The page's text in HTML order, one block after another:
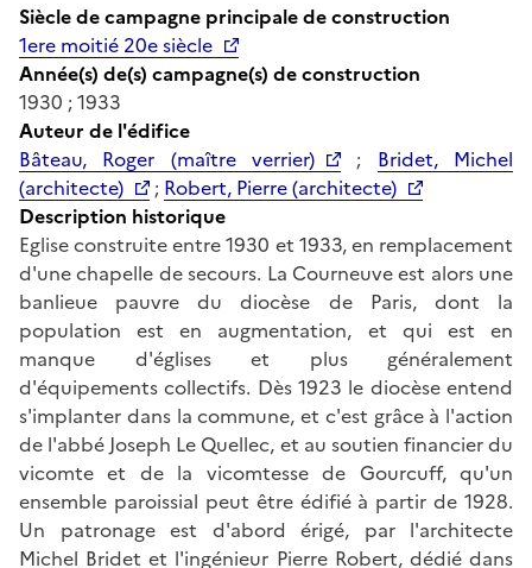
Siècle de campagne principale de construction
1ere moitié 20e siècle
Année(s) de(s) campagne(s) de construction
1930 ; 1933
Auteur de l'édifice
Bâteau, Roger (maître verrier)
; Bridet, Michel
(architecte)
; Robert, Pierre (architecte)
Description historique
Eglise construite entre 1930 et 1933, en remplacement
d'une chapelle de secours. La Courneuve est alors une
banlieue pauvre du diocèse de Paris, dont la
population est en augmentation, et qui est en
manque d'églises et plus généralement
d'équipements collectifs. Dès 1923 le diocèse entend
s'implanter dans la commune, et c'est grâce à l'action
de l'abbé Joseph Le Quellec, et au soutien financier du
vicomte et de la vicomtesse de Gourcuff, qu'un
ensemble paroissial peut être édifié à partir de 1928.
Un patronage est d'abord érigé, par l'architecte
Michel Bridet et l'ingénieur Pierre Robert, dédié dans